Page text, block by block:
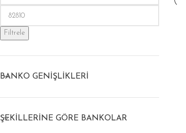
Filtrele
BANKO GENIŞLIKLERI
ŞEKILLERINE GÖRE BANKOLAR